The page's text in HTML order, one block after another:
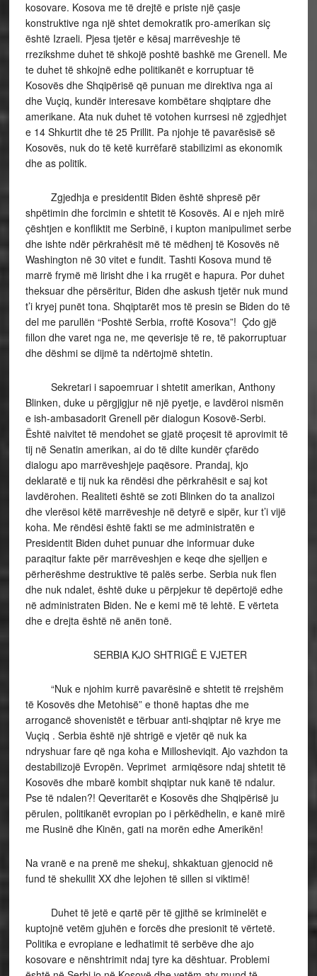
kosovare. Kosova me të drejtë e priste një çasje
konstruktive nga një shtet demokratik pro-amerikan siç
është Izraeli. Pjesa tjetër e kësaj marrëveshje të
rrezikshme duhet të shkojë poshtë bashkë me Grenell. Me
te duhet të shkojnë edhe politikanët e korruptuar të
Kosovës dhe Shqipërisë që punuan me direktiva nga ai
dhe Vuçiq, kundër interesave kombëtare shqiptare dhe
amerikane. Ata nuk duhet të votohen kurrsesi në zgjedhjet
e 14 Shkurtit dhe të 25 Prillit. Pa njohje të pavarësisë së
Kosovës, nuk do të ketë kurrëfarë stabilizimi as ekonomik
dhe as politik.
Zgjedhja e presidentit Biden është shpresë për
shpëtimin dhe forcimin e shtetit të Kosovës. Ai e njeh mirë
çështjen e konfliktit me Serbinë, i kupton manipulimet serbe
dhe ishte ndër përkrahësit më të mëdhenj të Kosovës në
Washington në 30 vitet e fundit. Tashti Kosova mund të
marrë frymë më lirisht dhe i ka rrugët e hapura. Por duhet
theksuar dhe përsëritur, Biden dhe askush tjetër nuk mund
t’i kryej punët tona. Shqiptarët mos të presin se Biden do të
del me parullën “Poshtë Serbia, rroftë Kosova”! Çdo gjë
fillon dhe varet nga ne, me qeverisje të re, të pakorruptuar
dhe dëshmi se dijmë ta ndërtojmë shtetin.
Sekretari i sapoemruar i shtetit amerikan, Anthony
Blinken, duke u përgjigjur në një pyetje, e lavdëroi nismën
e ish-ambasadorit Grenell për dialogun Kosovë-Serbi.
Është naivitet të mendohet se gjatë proçesit të aprovimit të
tij në Senatin amerikan, ai do të dilte kundër çfarëdo
dialogu apo marrëveshjeje paqësore. Prandaj, kjo
deklaratë e tij nuk ka rëndësi dhe përkrahësit e saj kot
lavdërohen. Realiteti është se zoti Blinken do ta analizoi
dhe vlerësoi këtë marrëveshje në detyrë e sipër, kur t’i vijë
koha. Me rëndësi është fakti se me administratën e
Presidentit Biden duhet punuar dhe informuar duke
paraqitur fakte për marrëveshjen e keqe dhe sjelljen e
përherëshme destruktive të palës serbe. Serbia nuk flen
dhe nuk ndalet, është duke u përpjekur të depërtojë edhe
në administraten Biden. Ne e kemi më të lehtë. E vërteta
dhe e drejta është në anën tonë.
SERBIA KJO SHTRIGË E VJETER
“Nuk e njohim kurrë pavarësinë e shtetit të rrejshëm
të Kosovës dhe Metohisë” e thonë haptas dhe me
arrogancë shovenistët e tërbuar anti-shqiptar në krye me
Vuçiq . Serbia është një shtrigë e vjetër që nuk ka
ndryshuar fare që nga koha e Millosheviqit. Ajo vazhdon ta
destabilizojë Evropën. Veprimet armiqësore ndaj shtetit të
Kosovës dhe mbarë kombit shqiptar nuk kanë të ndalur.
Pse të ndalen?! Qeveritarët e Kosovës dhe Shqipërisë ju
përulen, politikanët evropian po i përkëdhelin, e kanë mirë
me Rusinë dhe Kinën, gati na morën edhe Amerikën!
Na vranë e na prenë me shekuj, shkaktuan gjenocid në
fund të shekullit XX dhe lejohen të sillen si viktimë!
Duhet të jetë e qartë për të gjithë se kriminelët e
kuptojnë vetëm gjuhën e forcës dhe presionit të vërtetë.
Politika e evropiane e ledhatimit të serbëve dhe ajo
kosovare e nënshtrimit ndaj tyre ka dështuar. Problemi